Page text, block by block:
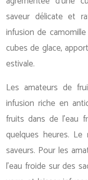
saveur délicate et
infusion de
cubes de glace,
estivale.
Les amateurs de
infusion riche en
fruits dans de l’eau
quelques heures.
saveurs. Pour les
l’eau froide sur des